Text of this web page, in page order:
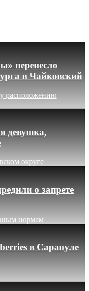
перенесло
в Чайковский
расположению
девушка,
округе
о запрете
нормам
в Сарапуле